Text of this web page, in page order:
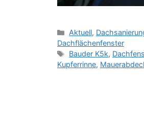
Kategorien
Aktuell,
Dachflächenfenster
Schlagwörter
Bauder K5k,
Kupferrinne,